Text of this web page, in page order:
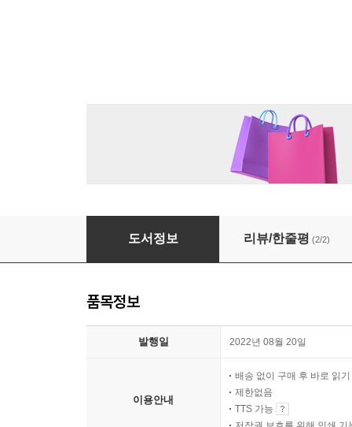
태국 문방구
도서정보 리뷰/한줄평 (2/2)
품목정보
발행일 2022년 08월 20일
이용안내
배송 없이 구매 후 바로 읽기
제한없음
TTS 가능